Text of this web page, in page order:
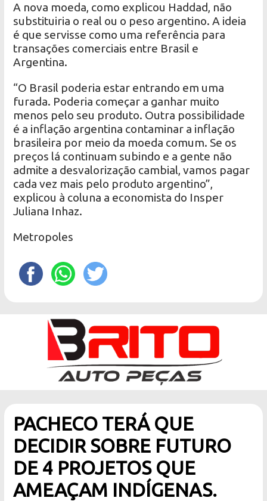
A nova moeda, como explicou Haddad, não
substituiria o real ou o peso argentino. A ideia
é que servisse como uma referência para
transações comerciais entre Brasil e
Argentina.
“O Brasil poderia estar entrando em uma
furada. Poderia começar a ganhar muito
menos pelo seu produto. Outra possibilidade
é a inflação argentina contaminar a inflação
brasileira por meio da moeda comum. Se os
preços lá continuam subindo e a gente não
admite a desvalorização cambial, vamos pagar
cada vez mais pelo produto argentino”,
explicou à coluna a economista do Insper
Juliana Inhaz.
Metropoles
PACHECO TERÁ QUE
DECIDIR SOBRE FUTURO
DE 4 PROJETOS QUE
AMEAÇAM INDÍGENAS.